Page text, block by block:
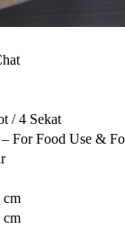
/ 4 Sekat
– For Food Use &
cm
cm